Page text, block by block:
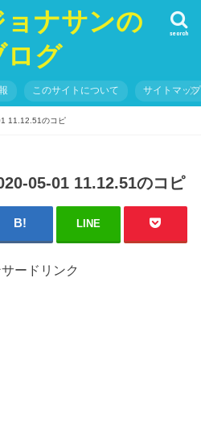
ナサンの
ログ
search
このサイトについて サイトマップ
11.12.51のコピ
05-01 11.12.51のコピ
LINE
ードリンク